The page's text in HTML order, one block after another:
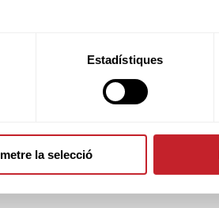
Estadístiques
la selecció